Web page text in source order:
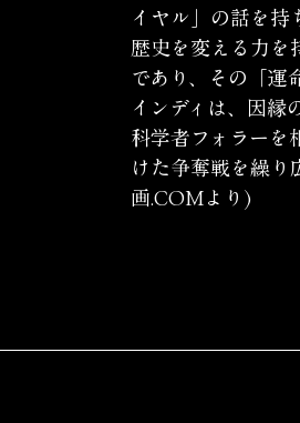
イヤル」の話を持
歴史を変える力を
であり、その「運
インディは、因縁
科学者フォラーを
けた争奪戦を繰り
画.COMより)